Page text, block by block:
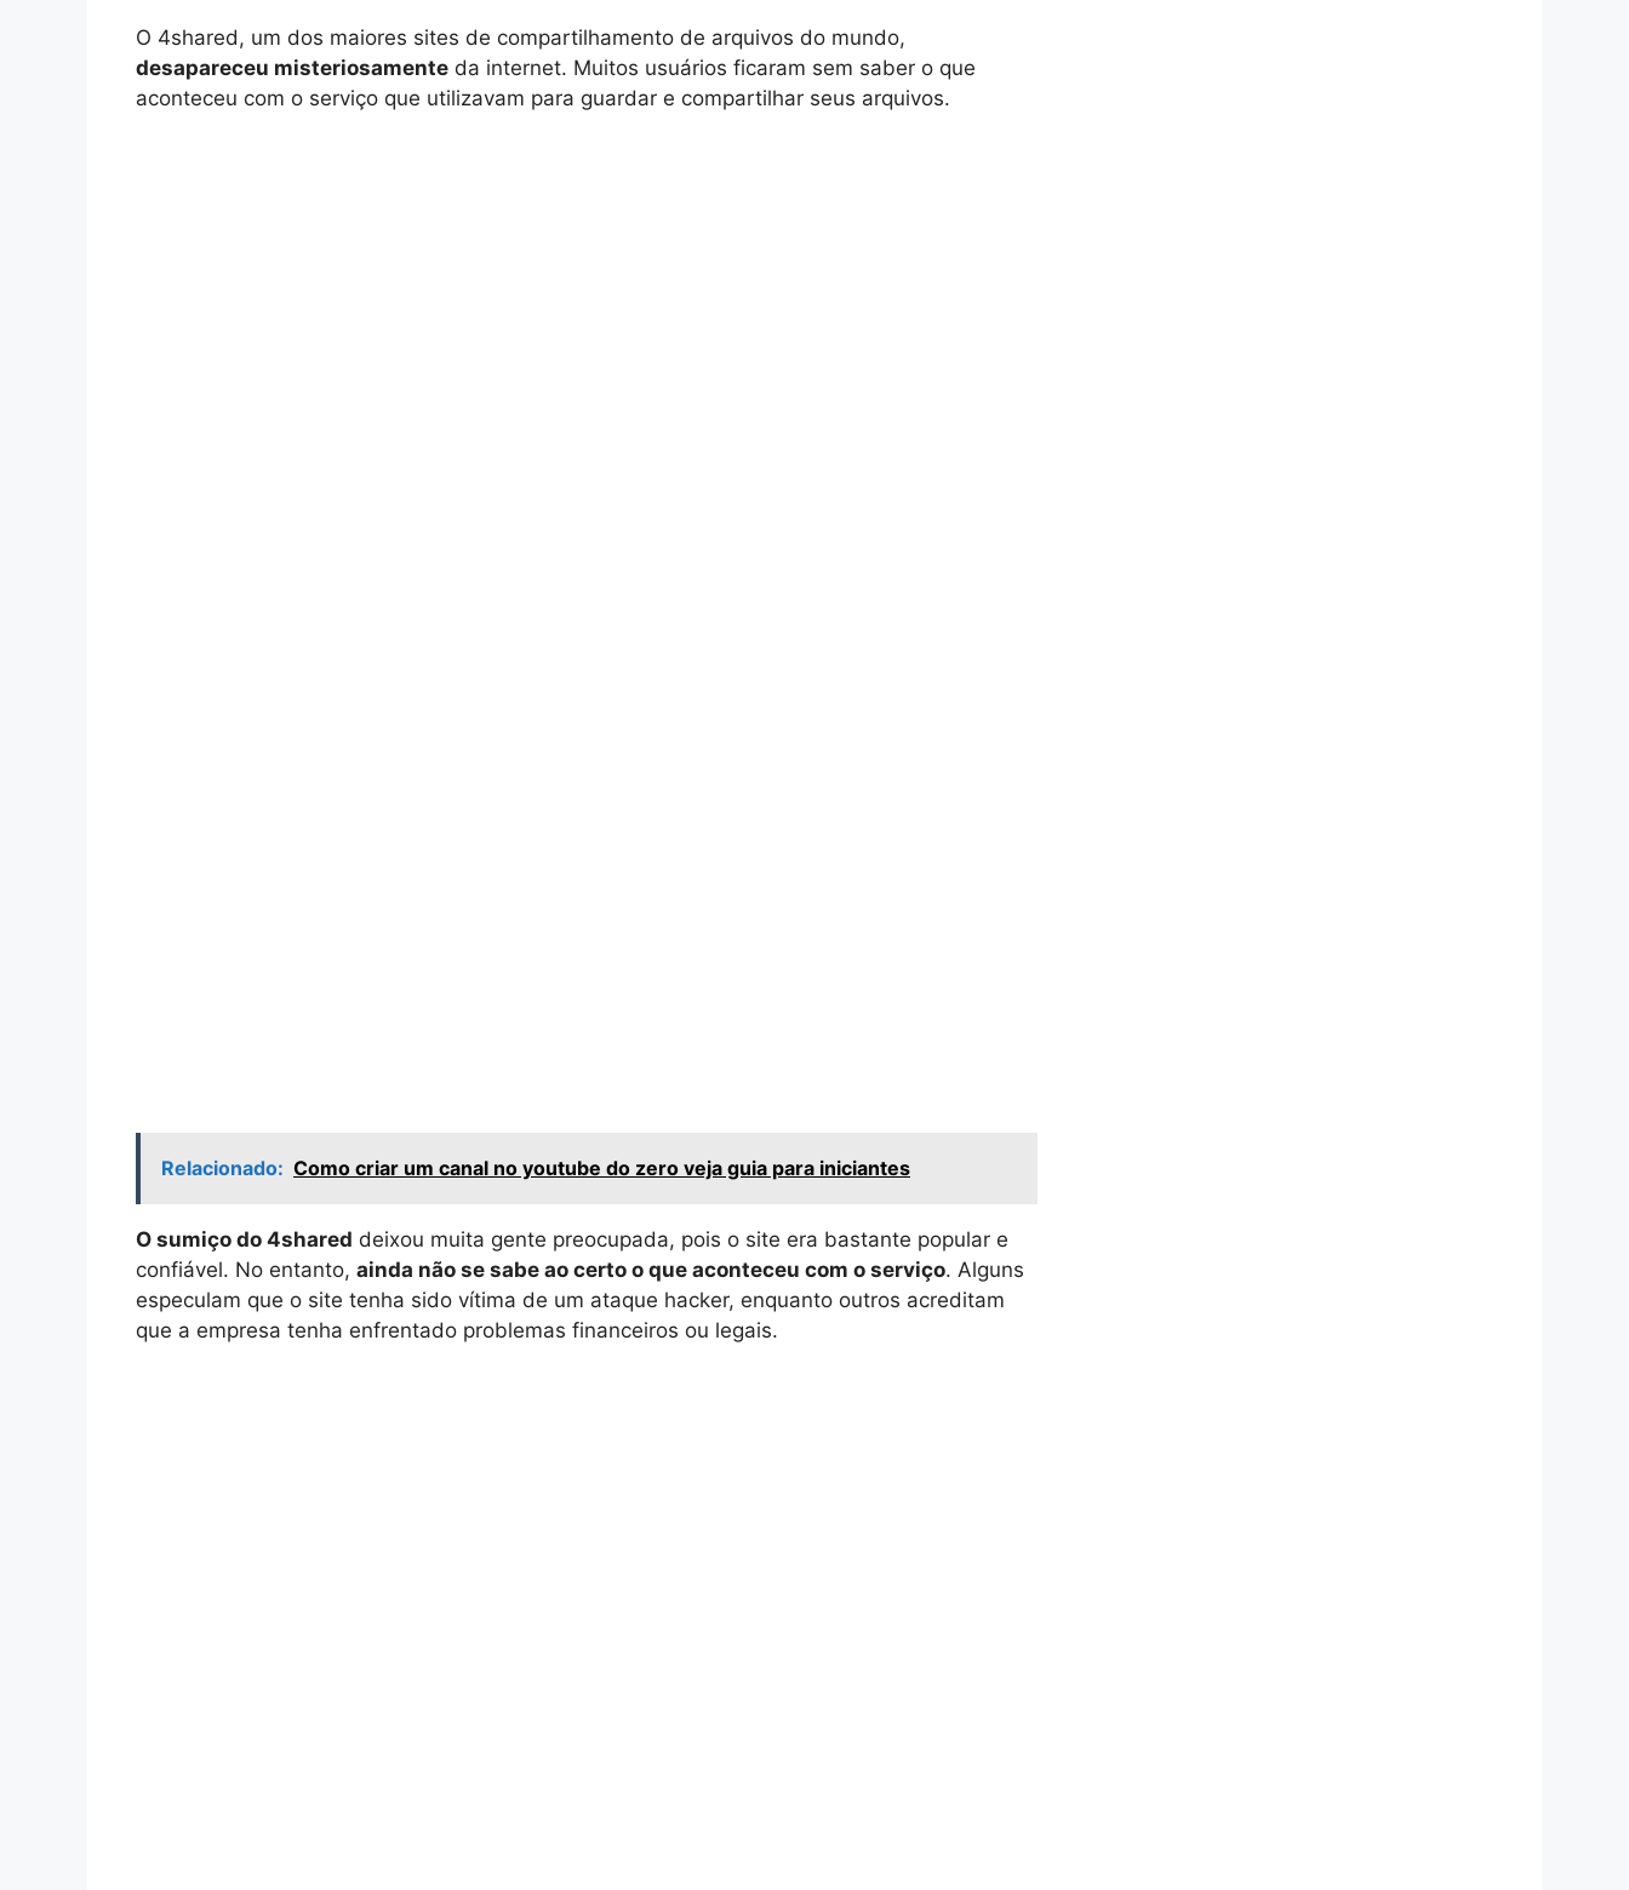
O 4shared, um dos maiores sites de compartilhamento de arquivos do mundo,
desapareceu misteriosamente da internet. Muitos usuários ficaram sem saber o que
aconteceu com o serviço que utilizavam para guardar e compartilhar seus arquivos.
Relacionado: Como criar um canal no youtube do zero veja guia para iniciantes
O sumiço do 4shared deixou muita gente preocupada, pois o site era bastante popular e
confiável. No entanto, ainda não se sabe ao certo o que aconteceu com o serviço. Alguns
especulam que o site tenha sido vítima de um ataque hacker, enquanto outros acreditam
que a empresa tenha enfrentado problemas financeiros ou legais.